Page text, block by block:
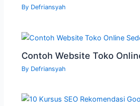
By Defriansyah
Contoh Website Toko
By Defriansyah